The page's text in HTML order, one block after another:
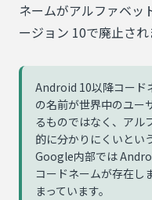
ネームがアルファベッ
ージョン 10で廃止され
Android 10以降コード
の名前が世界中のユー
るものではなく、アル
的に分かりにくいとい
Google内部では
コードネームが存在し
まっています。